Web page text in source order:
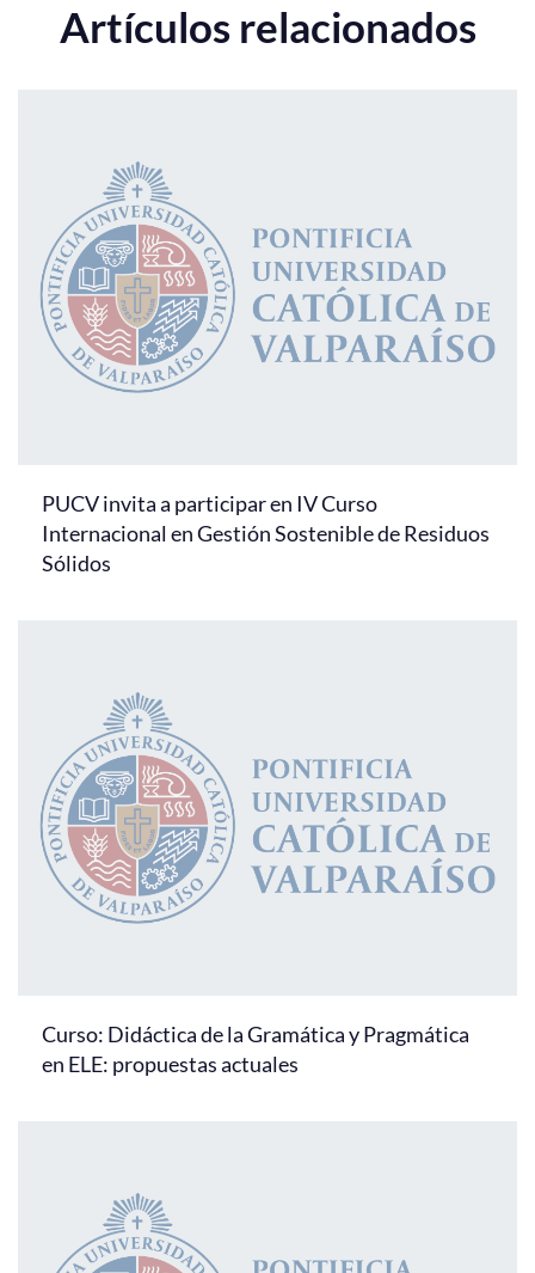
Artículos relacionados
PUCV invita a participar en IV Curso
Internacional en Gestión Sostenible de Residuos
Sólidos
Curso: Didáctica de la Gramática y Pragmática
en ELE: propuestas actuales